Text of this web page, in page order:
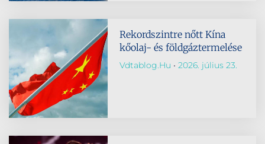
Rekordszintre nőtt Kína
kőolaj- és földgáztermelése
Vdtablog.hu 2026. július 23.